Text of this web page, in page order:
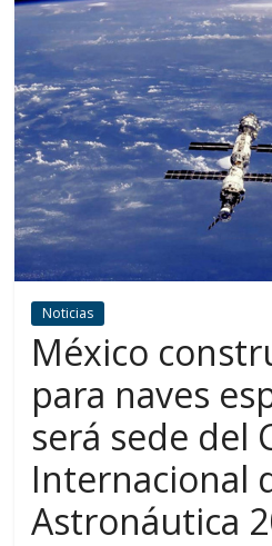
Noticias
México
para naves
será sede del
Internacional
Astronáutica